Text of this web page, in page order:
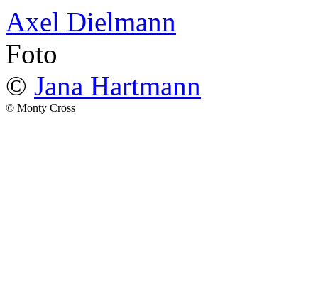
Axel Dielmann
Foto
© Jana Hartmann
© Monty Cross